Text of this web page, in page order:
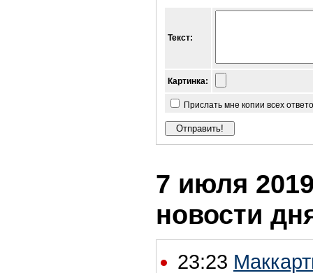
Текст:
Картинка:
Прислать мне копии всех
7 июля
новости
23:23